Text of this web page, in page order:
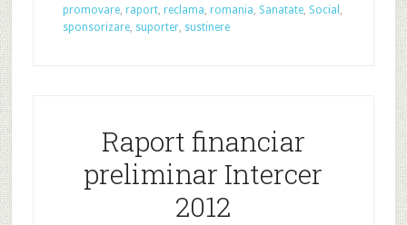
promovare, raport, reclama, romania, Sanatate, Social ,
sponsorizare, suporter, sustinere
Raport financiar
preliminar Intercer
2012